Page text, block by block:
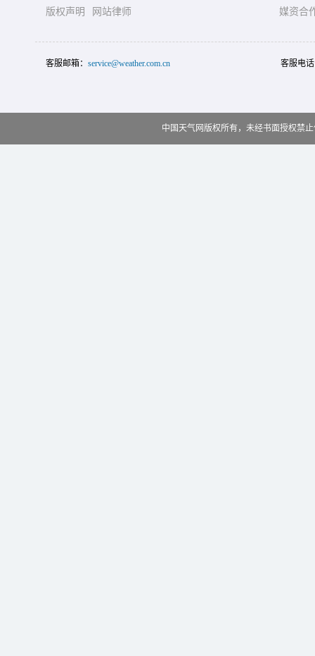
版权声明
网站律师
媒资合
客服邮箱： service@weather.com.cn 客服电
中国天气网版权所有，未经书面授权